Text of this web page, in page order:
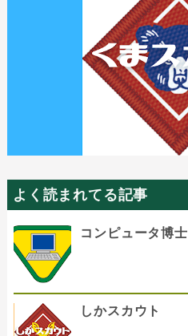
よく読まれてる記事
コンピュータ博士
しかスカウト